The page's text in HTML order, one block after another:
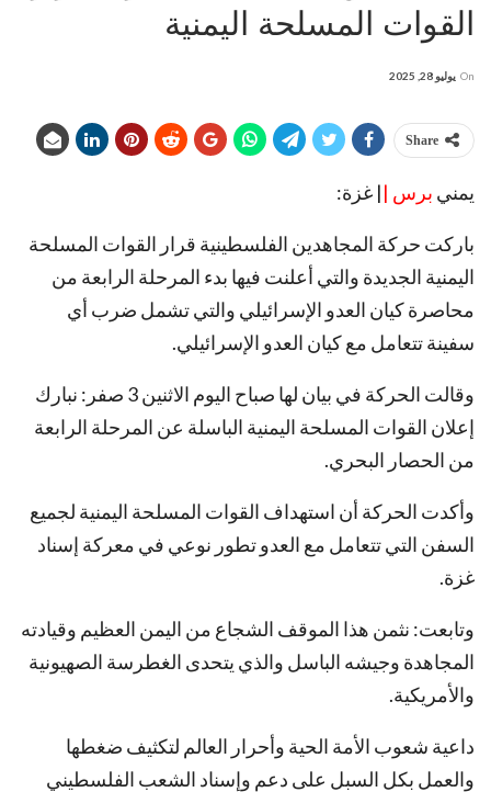
القوات المسلحة اليمنية
On يوليو 28, 2025
Share
يمني برس || غزة:
باركت حركة المجاهدين الفلسطينية قرار القوات المسلحة
اليمنية الجديدة والتي أعلنت فيها بدء المرحلة الرابعة من
محاصرة كيان العدو الإسرائيلي والتي تشمل ضرب أي
سفينة تتعامل مع كيان العدو الإسرائيلي.
وقالت الحركة في بيان لها صباح اليوم الاثنين 3 صفر: نبارك
إعلان القوات المسلحة اليمنية الباسلة عن المرحلة الرابعة
من الحصار البحري.
وأكدت الحركة أن استهداف القوات المسلحة اليمنية لجميع
السفن التي تتعامل مع العدو تطور نوعي في معركة إسناد
غزة.
وتابعت: نثمن هذا الموقف الشجاع من اليمن العظيم وقيادته
المجاهدة وجيشه الباسل والذي يتحدى الغطرسة الصهيونية
والأمريكية.
داعية شعوب الأمة الحية وأحرار العالم لتكثيف ضغطها
والعمل بكل السبل على دعم وإسناد الشعب الفلسطيني